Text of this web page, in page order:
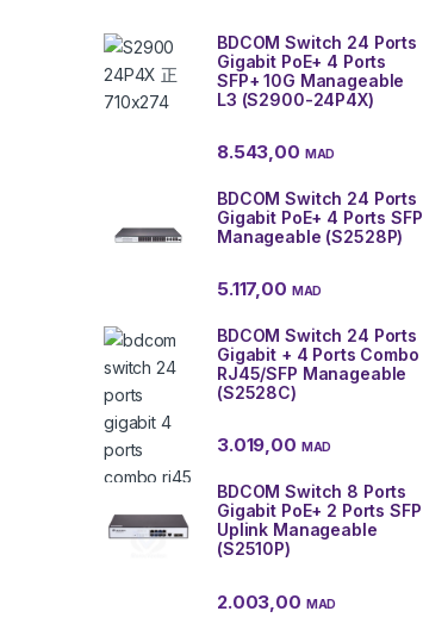
BDCOM Switch 24 Ports
Gigabit PoE+ 4 Ports
SFP+ 10G Manageable
L3 (S2900-24P4X)
8.543,00 MAD
BDCOM Switch 24 Ports
Gigabit PoE+ 4 Ports SFP
Manageable (S2528P)
5.117,00 MAD
BDCOM Switch 24 Ports
Gigabit + 4 Ports Combo
RJ45/SFP Manageable
(S2528C)
3.019,00 MAD
BDCOM Switch 8 Ports
Gigabit PoE+ 2 Ports SFP
Uplink Manageable
(S2510P)
2.003,00 MAD